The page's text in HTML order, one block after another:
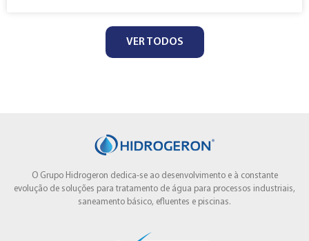
VER TODOS
O Grupo Hidrogeron dedica-se ao desenvolvimento e à constante
evolução de soluções para tratamento de água para processos industriais,
saneamento básico, efluentes e piscinas.